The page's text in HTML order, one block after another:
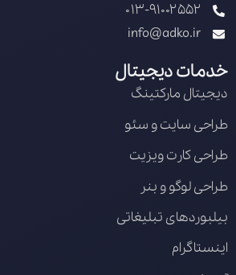
013-91002552
info@adko.ir
خدمات دیجیتال
دیجیتال مارکتینگ
طراحی سایت و سئو
طراحی کارت ویزیت
طراحی لوگو و بنر
بیلبوردهای تبلیغاتی
اینستاگرام